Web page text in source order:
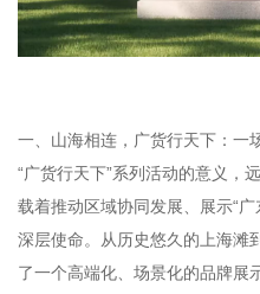
一、山海相连，广货行天下：一
“广货行天下”系列活动的意义，
载着推动区域协同发展、展示“
深层使命。从历史悠久的上海滩
了一个高端化、场景化的品牌展